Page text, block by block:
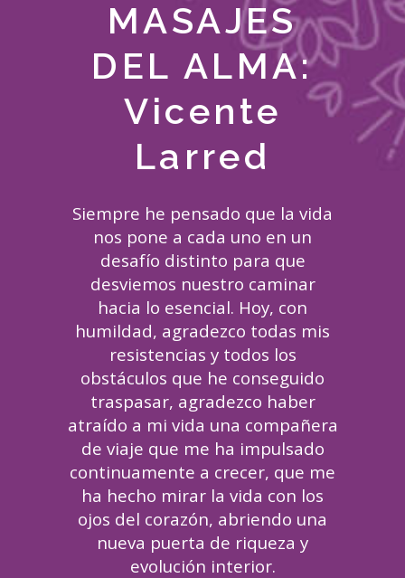
MASAJES
DEL ALMA:
Vicente
Larred
Siempre he pensado que la vida
nos pone a cada uno en un
desafío distinto para que
desviemos nuestro caminar
hacia lo esencial. Hoy, con
humildad, agradezco todas mis
resistencias y todos los
obstáculos que he conseguido
traspasar, agradezco haber
atraído a mi vida una compañera
de viaje que me ha impulsado
continuamente a crecer, que me
ha hecho mirar la vida con los
ojos del corazón, abriendo una
nueva puerta de riqueza y
evolución interior.